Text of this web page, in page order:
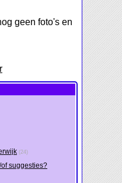
geen foto's en
(24)
suggesties?